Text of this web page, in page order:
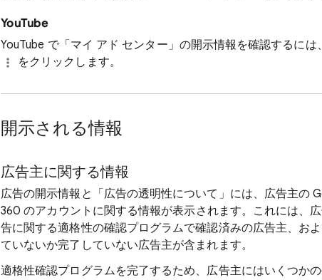
YouTube
YouTube で「マイ アド センター」の開示情報を確認するには
をクリックします。
開示される情報
広告主に関する情報
広告の開示情報と「広告の透明性について」には、広告主の
360 のアカウントに関する情報が表示されます。これには、
告に関する適格性の確認プログラムで確認済みの広告主、お
ていないか完了していない広告主が含まれます。
適格性確認プログラムを完了するため、広告主にはいくつか